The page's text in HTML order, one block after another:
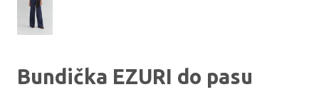
Bundička EZURI do pasu